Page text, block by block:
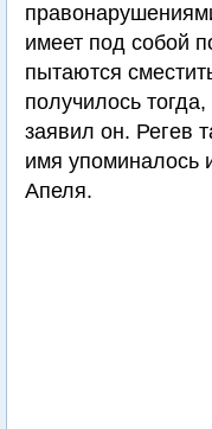
имеет под собой
пытаются
получилось
заявил он. Регев
имя упоминалось
Апеля.